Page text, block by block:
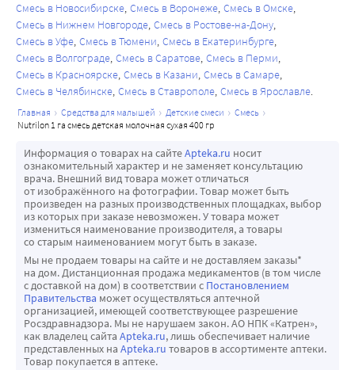
Смесь в Новосибирске Смесь в Воронеже Смесь в Омске
Смесь в Нижнем Новгороде Смесь в Ростове-на-Дону
Смесь в Уфе Смесь в Тюмени Смесь в Екатеринбурге
Смесь в Волгограде Смесь в Саратове Смесь в Перми
Смесь в Красноярске Смесь в Казани Смесь в Самаре
Смесь в Челябинске Смесь в Ставрополе Смесь в Ярославле
главная средства для малышей детские смеси
смесь
nutrilon 1 га смесь детская молочная сухая 400 гр
Информация о товарах на сайтеApteka.ru носит
ознакомительный характер и не заменяет консультацию
врача. Внешний вид товара может отличаться
от изображённого на фотографии. Товар может быть
произведен на разных производственных площадках, выбор
из которых при заказе невозможен. У товара может
измениться наименование производителя, а товары
со старым наименованием могут быть в заказе.
Мы не продаем товары на сайте и не доставляем заказы*
на дом. Дистанционная продажа медикаментов (в том числе
с доставкой на дом) в соответствии с Постановлением
Правительства может осуществляться аптечной
организацией, имеющей соответствующее разрешение
Росздравнадзора. Мы не нарушаем закон. АО НПК «Катрен»,
как владелец сайта Apteka.ru, лишь обеспечивает наличие
представленных на Apteka.ru товаров в ассортименте аптеки.
Товар покупается в аптеке.